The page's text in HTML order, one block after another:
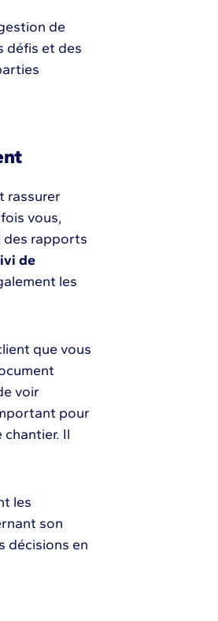
de
défis et des
rassurer
vous,
des rapports
de
les
que vous
voir
pour
Il
les
son
décisions en